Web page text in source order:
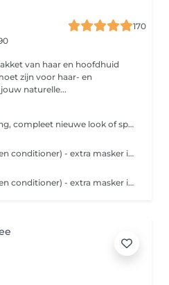
170
van haar en hoofdhuid
naturelle...
Voor uw corrigerende kleuring, compleet nieuwe look of specifieke Balayagetechniek: 'Ombré', Money Piece, Highlights, Lowlights, Babyslights'... Kom je best eerst langs zodat wij jouw bestaande kleur en gezondheid van het haar kunnen analyseren. Zo kunnen wij zien welke kleuring of bijkomende techniek alsook verzorging noodzakelijk is om jouw gewenste resultaat te bekomen. Een kleurcorrectie kan zijn van zwart naar grijs of naar pastel roze gaan. Kom vooraf even bespreken wat je wenst - breng indien nodig foto's mee, zodat wij samen duidelijk de duurtijd, de prijs en vooral het gewenste resultaat in kaart kunnen brengen. Bij de volgende afspraak wordt het bedrag van dit adviesgesprek in mindering gebracht. Je bent bij mij aan het juiste adres voor professioneel advies! Groetjes Ruth
Prijs incl. wassen (shampoo en conditioner) - extra masker is 7 euro. Wens je de brushing extra stijl of wil je krullen? Heb je last van broos of breekbaar haar? Boek dan volgende behandelingen apart bij: - Afwerking stijl- of krultang - SOS boost (diep, herstellende verzorging) Verzorg je haar thuis ook verder en vraag advies over welke producten jouw haar nodig heeft. Groetjes Ruth
Prijs incl. wassen (shampoo en conditioner) - extra masker is 7 euro. Wens je de brushing extra stijl of wil je krullen? Heb je last van broos of breekbaar haar? Boek dan volgende behandelingen apart bij: - Afwerking stijl- of krultang - SOS boost (diep, herstellende verzorging) Verzorg je haar thuis ook verder en vraag advies over welke producten jouw haar nodig heeft. Groetjes Ruth